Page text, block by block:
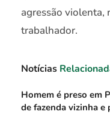
agressão violenta,
trabalhador.
Notícias
Homem é preso em
de fazenda vizinha